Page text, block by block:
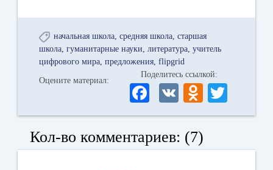
начальная школа средняя школа старшая
школа гуманитарные науки литература учитель
цифрового мира предложения flipgrid
Оцените материал:
Поделитесь ссылкой:
Fa
ce
bo
ok
V
K
O
dn
la
wi
r
Кол-во комментариев: (7)